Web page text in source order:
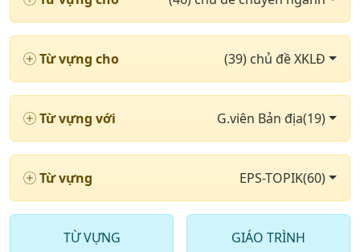
. Từ vựng tiếng hàn quốc Chủ đề ứng dụng công
nghệ trong đời sống
8. Những từ tiếng hàn quốc nói về Chủ đề đồ uống
hàng ngày
9. Tên một số loài động vật trong tiêng hàn nói chung
10. Từ vựng tiếng hàn về tên của một số loài động vật
lớn
. Tên của Những loại động vật nhỏ trong tiếng hàn
Từ vựng cho (39) chủ đề XKLĐ
Từ vựng với G.viên Bản địa(19)
Từ vựng EPS-TOPIK(60)
TỪ VỰNG GIÁO TRÌNH